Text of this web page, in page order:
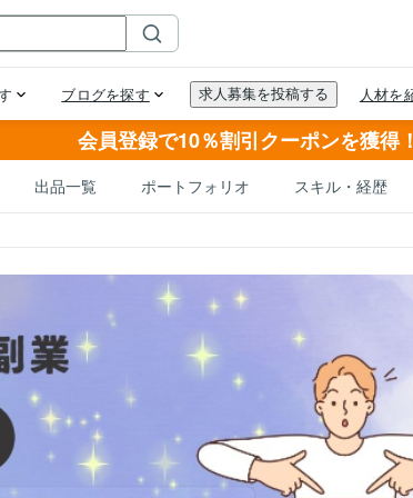
会員登録で10％割引クーポンを獲得！
出品一覧 ポートフォリオ スキル・経歴